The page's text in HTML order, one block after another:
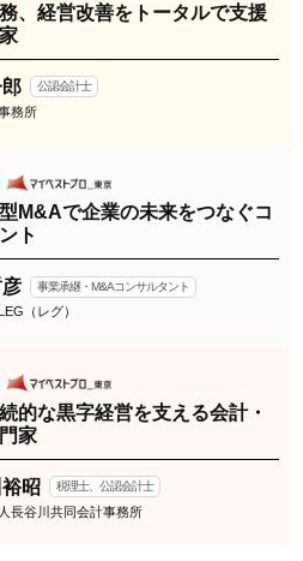
、経営改善をトータルで支援
公認会計士
務所
M&Aで企業の未来をつなぐコ
ト
事業承継・M&Aコンサルタント
（レグ）
的な黒字経営を支える会計・
家
昭 税理士、公認会計士
長谷川共同会計事務所